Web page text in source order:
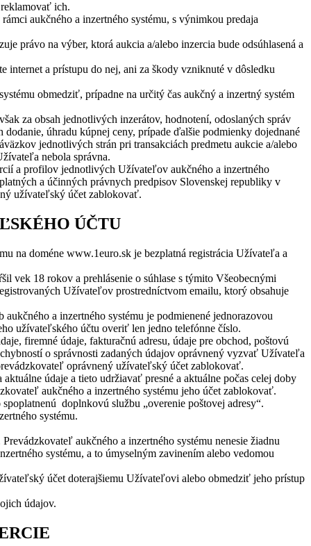
ich.
aukčného a inzertného systému, s výnimkou predaja
právo na výber, ktorá aukcia a/alebo inzercia bude odsúhlasená a
internet a prístupu do nej, ani za škody vzniknuté v dôsledku
obmedziť, prípadne na určitý čas aukčný a inzertný systém
za obsah jednotlivých inzerátov, hodnotení, odoslaných správ
úhradu kúpnej ceny, prípade ďalšie podmienky dojednané
jednotlivých strán pri transakciách predmetu aukcie a/alebo
nebola správna.
a profilov jednotlivých Užívateľov aukčného a inzertného
a účinných právnych predpisov Slovenskej republiky v
užívateľský účet zablokovať.
ÚČTU
na doméne www.1euro.sk je bezplatná registrácia Užívateľa a
vek 18 rokov a prehlásenie o súhlase s týmito Všeobecnými
Užívateľov prostredníctvom emailu, ktorý obsahuje
a inzertného systému je podmienené jednorazovou
užívateľského účtu overiť len jedno telefónne číslo.
firemné údaje, fakturačnú adresu, údaje pre obchod, poštovú
o správnosti zadaných údajov oprávnený vyzvať Užívateľa
oprávnený užívateľský účet zablokovať.
údaje a tieto udržiavať presné a aktuálne počas celej doby
aukčného a inzertného systému jeho účet zablokovať.
doplnkovú službu „overenie poštovej adresy“.
systému.
aukčného a inzertného systému nenesie žiadnu
systému, a to úmyselným zavinením alebo vedomou
účet doterajšiemu Užívateľovi alebo obmedziť jeho prístup
údajov.